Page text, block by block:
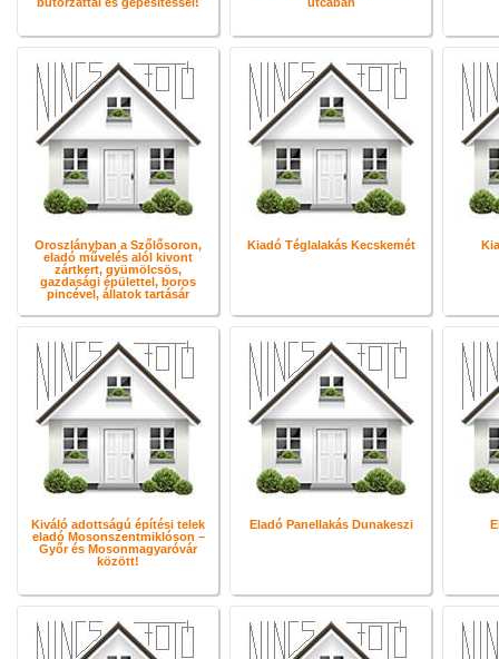
Oroszlányban a Szőlősoron,
eladó művelés alól kivont
zártkert, gyümölcsös,
gazdasági épülettel, boros
pincével, állatok tartásár
Kiadó Téglalakás Kecskemét
Kiváló adottságú építési telek
eladó Mosonszentmiklóson –
Győr és Mosonmagyaróvár
között!
Eladó Panellakás Dunakeszi